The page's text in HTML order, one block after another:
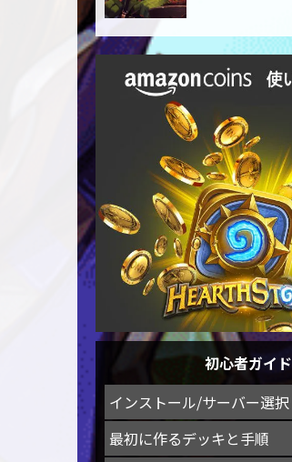
初心者ガイド
インストール/サーバー選択
最初に作るデッキと手順